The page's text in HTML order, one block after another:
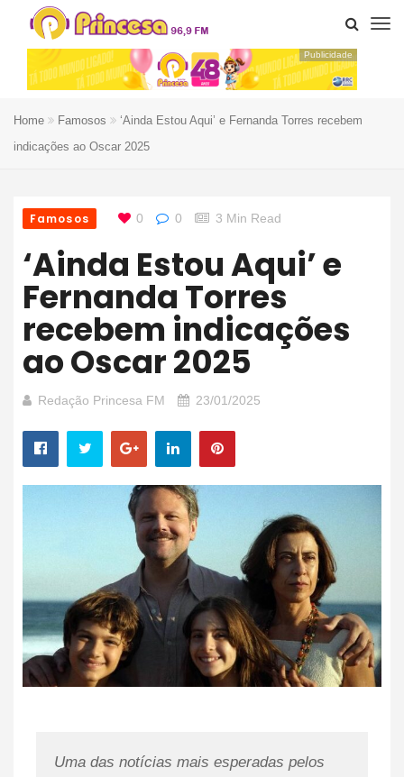
Publicidade
Home Famosos
‘Ainda Estou Aqui’ e Fernanda Torres recebem
indicações ao Oscar 2025
Famosos 0 0 3 Min Read
‘Ainda Estou Aqui’ e
Fernanda Torres
recebem indicações
ao Oscar 2025
Redação Princesa FM 23/01/2025
Uma das notícias mais esperadas pelos